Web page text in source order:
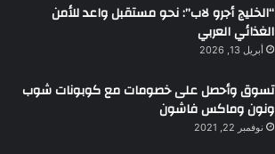
“الخليج أجرو لاب”: نحو مستقبل واعد للأمن
الغذائي العربي
أبريل 13, 2026
تسوق وأحصل على خصومات مع كوبونات شوب
ونون وماكس فاشون
نوفمبر 22, 2021